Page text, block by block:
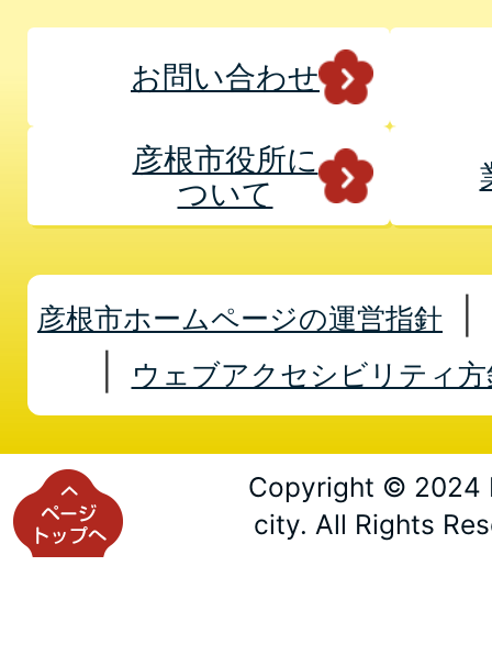
お問い合わせ
彦根市役所に
ついて
彦根市ホームページの運営指針
ウェブアクセシビリティ方
Copyright © 2024
city. All Rights